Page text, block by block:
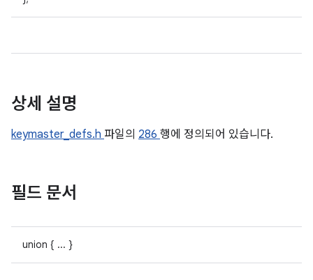
상세 설명
keymaster_defs.h 파일의 286 행에 정의되어 있습니다.
필드 문서
union { ... }